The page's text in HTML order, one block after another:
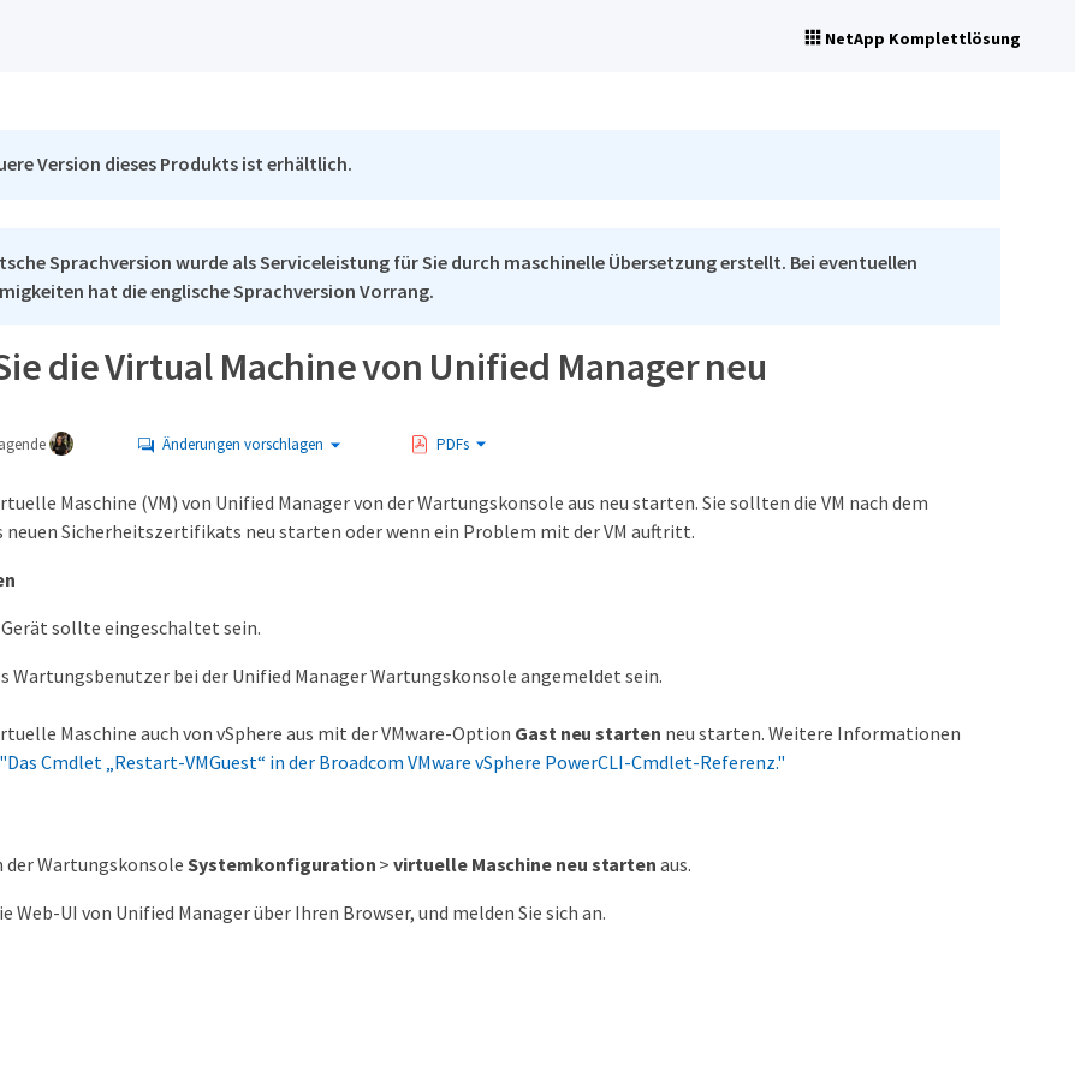
NetApp Komplettlösung
Version dieses Produkts ist erhältlich.
Sprachversion wurde als Serviceleistung für Sie durch maschinelle Übersetzung erstellt. Bei eventuellen
hat die englische Sprachversion Vorrang.
die Virtual Machine von Unified Manager neu
Änderungen vorschlagen PDFs
Maschine (VM) von Unified Manager von der Wartungskonsole aus neu starten. Sie sollten die VM nach dem
neuen Sicherheitszertifikats neu starten oder wenn ein Problem mit der VM auftritt.
sollte eingeschaltet sein.
Wartungsbenutzer bei der Unified Manager Wartungskonsole angemeldet sein.
Maschine auch von vSphere aus mit der VMware-Option Gast neu starten neu starten. Weitere Informationen
"Das Cmdlet „Restart-VMGuest“ in der Broadcom VMware vSphere PowerCLI-Cmdlet-Referenz."
der Wartungskonsole Systemkonfiguration >virtuelle Maschine neu starten aus.
Web-UI von Unified Manager über Ihren Browser, und melden Sie sich an.